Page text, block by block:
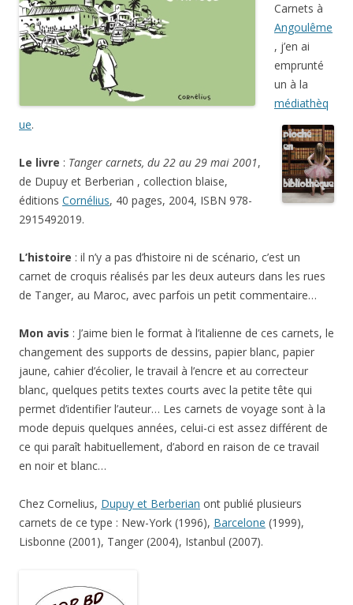
Carnets à
Angoulême
, j’en ai
emprunté
un à la
médiathèq
ue.
Le livre : Tanger carnets, du 22 au 29 mai 2001,
de Dupuy et Berberian , collection blaise,
éditions Cornélius, 40 pages, 2004, ISBN 978-
2915492019.
L’histoire : il n’y a pas d’histoire ni de scénario, c’est un
carnet de croquis réalisés par les deux auteurs dans les rues
de Tanger, au Maroc, avec parfois un petit commentaire…
Mon avis : J’aime bien le format à l’italienne de ces carnets, le
changement des supports de dessins, papier blanc, papier
jaune, cahier d’écolier, le travail à l’encre et au correcteur
blanc, quelques petits textes courts avec la petite tête qui
permet d’identifier l’auteur… Les carnets de voyage sont à la
mode depuis quelques années, celui-ci est assez différent de
ce qui paraît habituellement, d’abord en raison de ce travail
en noir et blanc…
Chez Cornelius, Dupuy et Berberian ont publié plusieurs
carnets de ce type : New-York (1996), Barcelone (1999),
Lisbonne (2001), Tanger (2004), Istanbul (2007).